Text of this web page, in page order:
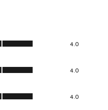
4.0
4.0
4.0